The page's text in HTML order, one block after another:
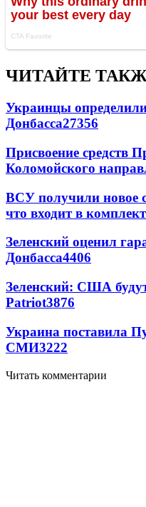
ЧИТАЙТЕ
Украинцы
Донбасса27356
Присвоение средств
Коломойского
ВСУ получили новое
что входит в комплект
Зеленский оценил
Донбасса4406
Зеленский: США
Patriot3876
Украина поставила
СМИ3222
Читать комментарии